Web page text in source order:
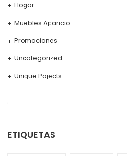
Hogar
Muebles Aparicio
Promociones
Uncategorized
Unique Pojects
ETIQUETAS